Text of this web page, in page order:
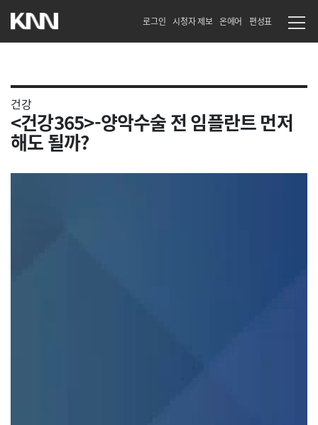
로그인 시청자 제보 온에어 편성표
건강
<건강365>-양악수술 전 임플란트 먼저
해도 될까?